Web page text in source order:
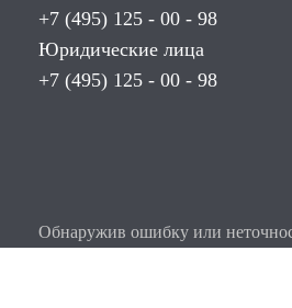
+7 (495) 125 - 00 - 98
Юридические лица
+7 (495) 125 - 00 - 98
Обнаружив ошибку или